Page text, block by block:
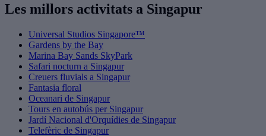
Les millors activitats a Singapur
Universal Studios Singapore™
Gardens by the Bay
Marina Bay Sands SkyPark
Safari nocturn a Singapur
Creuers fluvials a Singapur
Fantasia floral
Oceanari de Singapur
Tours en autobús per Singapur
Jardí Nacional d'Orquídies de Singapur
Telefèric de Singapur